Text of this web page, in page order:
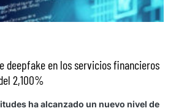
deepfake en los servicios financieros
2,100%
ha alcanzado un nuevo nivel de